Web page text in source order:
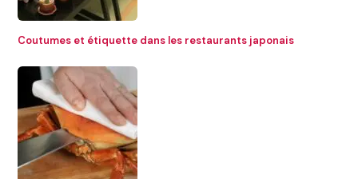
Coutumes et étiquette dans les restaurants japonais